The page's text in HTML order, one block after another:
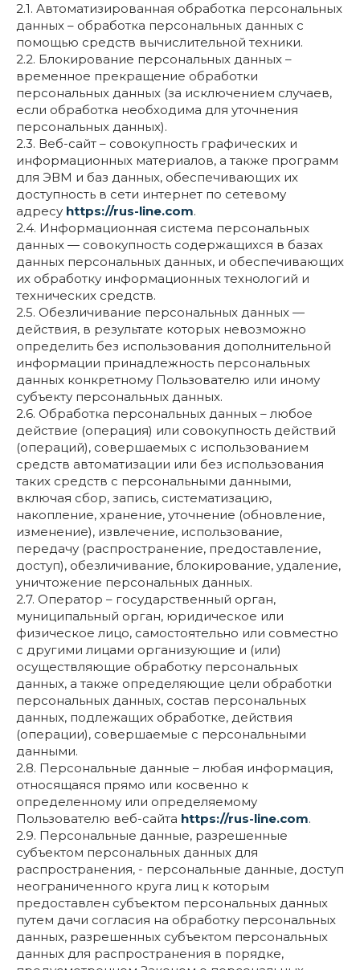
2.1. Автоматизированная обработка персональных
данных – обработка персональных данных с
помощью средств вычислительной техники.
2.2. Блокирование персональных данных –
временное прекращение обработки
персональных данных (за исключением случаев,
если обработка необходима для уточнения
персональных данных).
2.3. Веб-сайт – совокупность графических и
информационных материалов, а также программ
для ЭВМ и баз данных, обеспечивающих их
доступность в сети интернет по сетевому
адресу https://rus-line.com.
2.4. Информационная система персональных
данных — совокупность содержащихся в базах
данных персональных данных, и обеспечивающих
их обработку информационных технологий и
технических средств.
2.5. Обезличивание персональных данных —
действия, в результате которых невозможно
определить без использования дополнительной
информации принадлежность персональных
данных конкретному Пользователю или иному
субъекту персональных данных.
2.6. Обработка персональных данных – любое
действие (операция) или совокупность действий
(операций), совершаемых с использованием
средств автоматизации или без использования
таких средств с персональными данными,
включая сбор, запись, систематизацию,
накопление, хранение, уточнение (обновление,
изменение), извлечение, использование,
передачу (распространение, предоставление,
доступ), обезличивание, блокирование, удаление,
уничтожение персональных данных.
2.7. Оператор – государственный орган,
муниципальный орган, юридическое или
физическое лицо, самостоятельно или совместно
с другими лицами организующие и (или)
осуществляющие обработку персональных
данных, а также определяющие цели обработки
персональных данных, состав персональных
данных, подлежащих обработке, действия
(операции), совершаемые с персональными
данными.
2.8. Персональные данные – любая информация,
относящаяся прямо или косвенно к
определенному или определяемому
Пользователю веб-сайта https://rus-line.com.
2.9. Персональные данные, разрешенные
субъектом персональных данных для
распространения, - персональные данные, доступ
неограниченного круга лиц к которым
предоставлен субъектом персональных данных
путем дачи согласия на обработку персональных
данных, разрешенных субъектом персональных
данных для распространения в порядке,